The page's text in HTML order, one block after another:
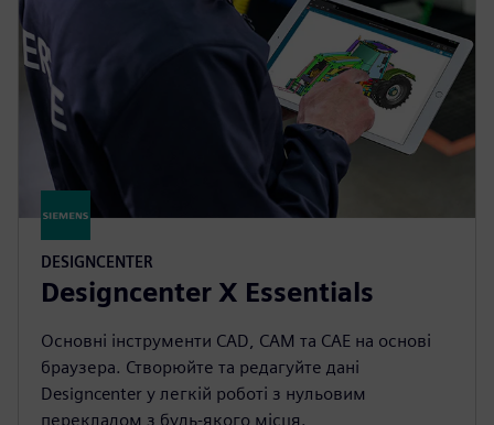
DESIGNCENTER
Designcenter X Essentials
Основні інструменти CAD, CAM та CAE на основі
браузера. Створюйте та редагуйте дані
Designcenter у легкій роботі з нульовим
перекладом з будь-якого місця.